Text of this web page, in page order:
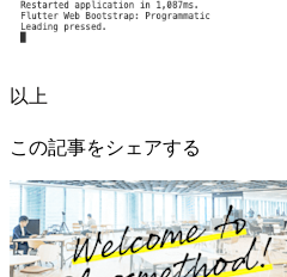
以上
この記事をシェアする